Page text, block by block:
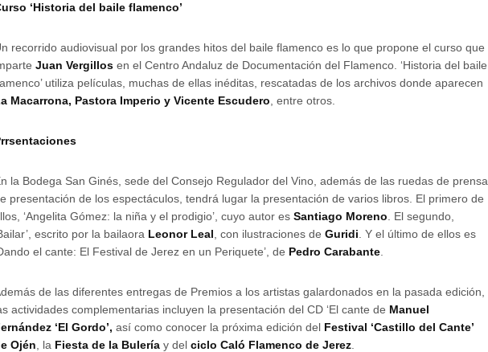
‘Historia del baile flamenco’
recorrido audiovisual por los grandes hitos del baile flamenco es lo que propone el curso que
Juan Vergillos en el Centro Andaluz de Documentación del Flamenco. ‘Historia del baile
utiliza películas, muchas de ellas inéditas, rescatadas de los archivos donde aparecen
Macarrona, Pastora Imperio y Vicente Escudero , entre otros.
la Bodega San Ginés, sede del Consejo Regulador del Vino, además de las ruedas de prensa
presentación de los espectáculos, tendrá lugar la presentación de varios libros. El primero de
‘Angelita Gómez: la niña y el prodigio’, cuyo autor esSantiago Moreno . El segundo,
escrito por la bailaora Leonor Leal , con ilustraciones deGuridi . Y el último de ellos es
el cante: El Festival de Jerez en un Periquete’, de Pedro Carabante
de las diferentes entregas de Premios a los artistas galardonados en la pasada edición,
actividades complementarias incluyen la presentación del CD ‘El cante de Manuel
‘El Gordo’, así como conocer la próxima edición del Festival ‘Castillo del Cante’
Ojén , la Fiesta de la Bulería y delciclo Caló Flamenco de Jerez